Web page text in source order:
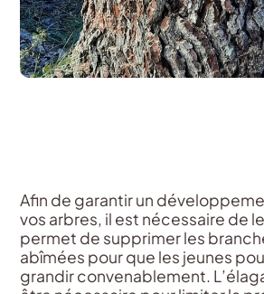
Afin de garantir un
vos arbres, il est nécessaire de
permet de supprimer les
abîmées pour que les jeunes
grandir convenablement.